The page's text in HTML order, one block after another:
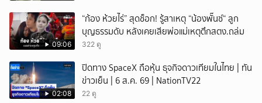
09:06
“ก้อง ห้วยไร่” สุดช็อก! รู้สาเหตุ “น้องพั๊นซ์“ ลูก
บุญธรรมดับ หลังเคยเสียพ่อแม่เหตุตึกสตง.ถล่ม
322 ดู
02:08
ปิดทาง SpaceX ถือหุ้น ธุจกิจดาวเทียมในไทย | ทัน
ข่าวเย็น | 6 ส.ค. 69 | NationTV22
22 ดู